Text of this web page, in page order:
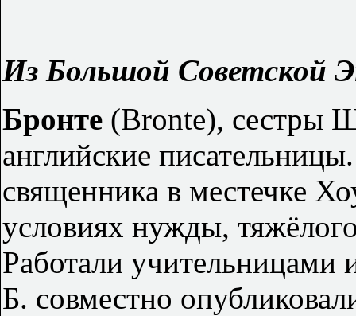
Из Большой Советской
Бронте (Bronte), сестры
английские
священника в местечке
условиях нужды,
Работали учительницами
Б. совместно